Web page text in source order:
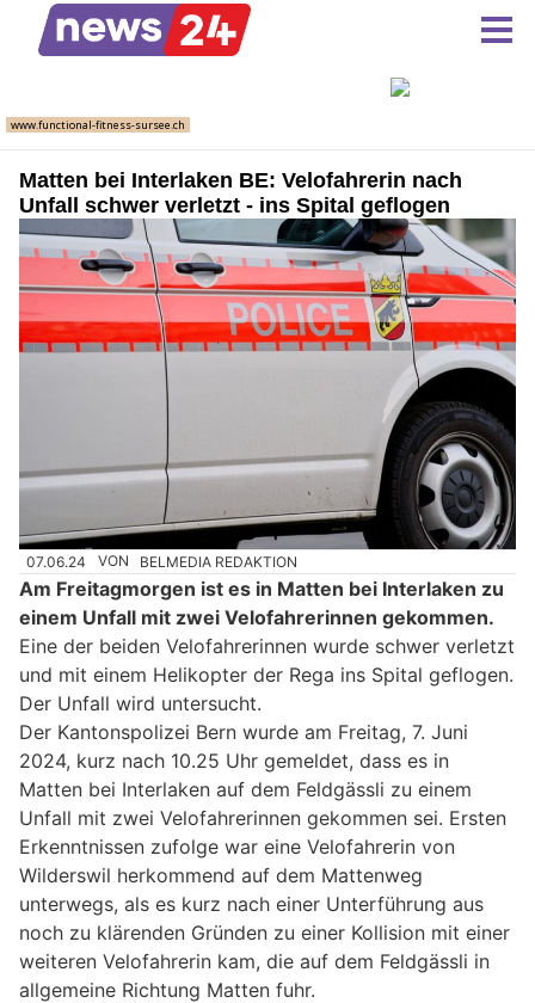
Matten bei Interlaken BE: Velofahrerin nach
Unfall schwer verletzt - ins Spital geflogen
07.06.24 VON BELMEDIA REDAKTION
Am Freitagmorgen ist es in Matten bei Interlaken zu
einem Unfall mit zwei Velofahrerinnen gekommen.
Eine der beiden Velofahrerinnen wurde schwer verletzt
und mit einem Helikopter der Rega ins Spital geflogen.
Der Unfall wird untersucht.
Der Kantonspolizei Bern wurde am Freitag, 7. Juni
2024, kurz nach 10.25 Uhr gemeldet, dass es in
Matten bei Interlaken auf dem Feldgässli zu einem
Unfall mit zwei Velofahrerinnen gekommen sei. Ersten
Erkenntnissen zufolge war eine Velofahrerin von
Wilderswil herkommend auf dem Mattenweg
unterwegs, als es kurz nach einer Unterführung aus
noch zu klärenden Gründen zu einer Kollision mit einer
weiteren Velofahrerin kam, die auf dem Feldgässli in
allgemeine Richtung Matten fuhr.